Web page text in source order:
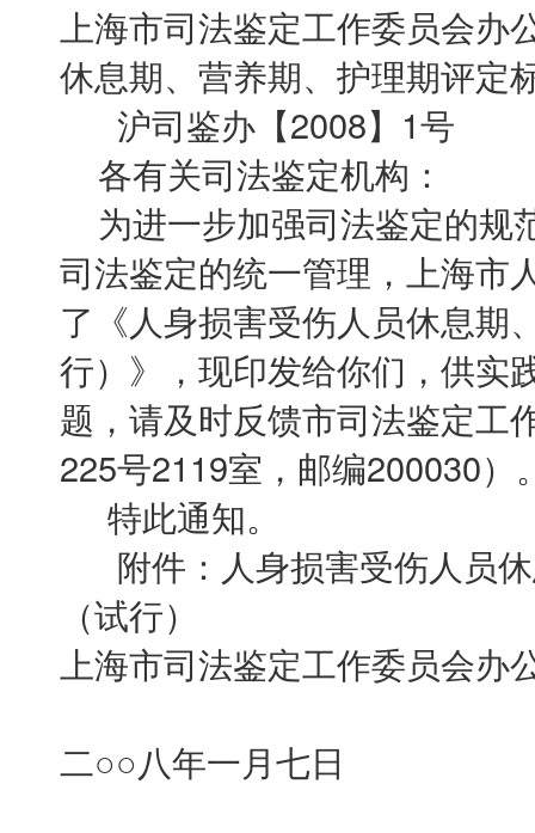
上海市司法鉴定工作委员会
休息期、营养期、护理期评定
沪司鉴办【2008】1号
各有关司法鉴定机构：
为进一步加强司法鉴定的规
司法鉴定的统一管理，上海市
了《人身损害受伤人员休息期
行）》，现印发给你们，供实
题，请及时反馈市司法鉴定工
225号2119室，邮编200030）
特此通知。
附件：人身损害受伤人员休
（试行）
上海市司法鉴定工作委员会办
二○○八年一月七日